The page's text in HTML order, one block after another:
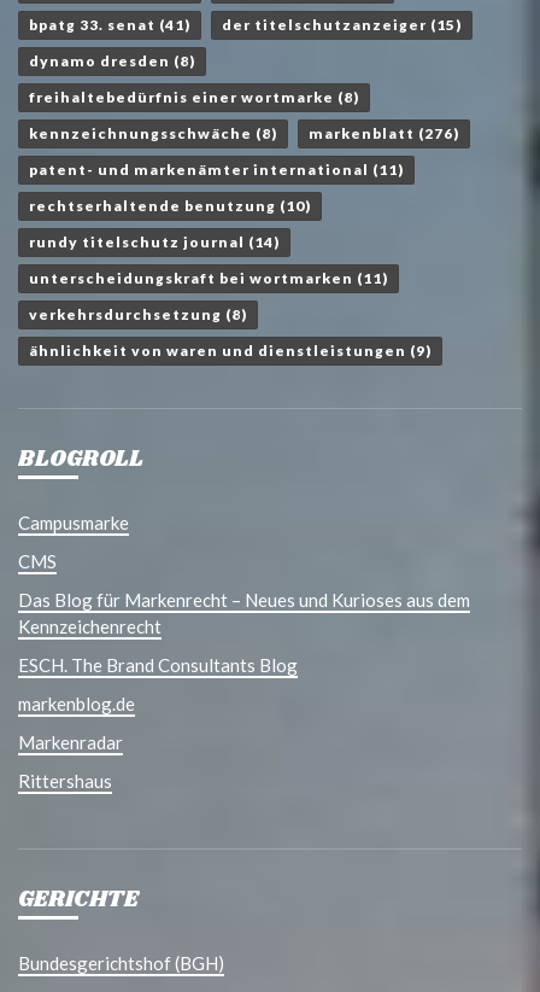
bpatg 33. senat (41) der titelschutzanzeiger (15)
dynamo dresden (8)
freihaltebedürfnis einer wortmarke (8)
kennzeichnungsschwäche (8) markenblatt (276)
patent- und markenämter international (11)
rechtserhaltende benutzung (10)
rundy titelschutz journal (14)
unterscheidungskraft bei wortmarken (11)
verkehrsdurchsetzung (8)
ähnlichkeit von waren und dienstleistungen (9)
BLOGROLL
Campusmarke
CMS
Das Blog für Markenrecht – Neues und Kurioses aus dem
Kennzeichenrecht
ESCH. The Brand Consultants Blog
markenblog.de
Markenradar
Rittershaus
GERICHTE
Bundesgerichtshof (BGH)